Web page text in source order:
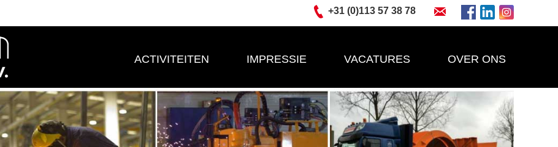
+31 (0)113 57 38 78
ACTIVITEITEN IMPRESSIE VACATURES OVER ONS